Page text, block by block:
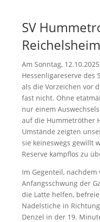
SV
Am Sonntag,
Hessenligareserve des
als die Vorzeichen vor
fast nicht. Ohne
nur einem
auf die Hummetröther
Umstände zeigten
sie keineswegs gewillt
Reserve kampflos zu
Im Gegenteil,
Anfangsschwung der
die Latte helfen,
Nadelstiche in
Denzel in der 19.